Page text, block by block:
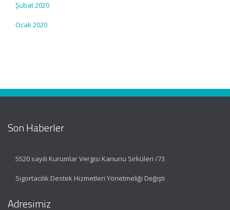
Şubat 2020
Ocak 2020
Son Haberler
5520 sayılı Kurumlar Vergisi Kanunu Sirküleri /73
Sigortacılık Destek Hizmetleri Yönetmeliği Değişti
Adresimiz